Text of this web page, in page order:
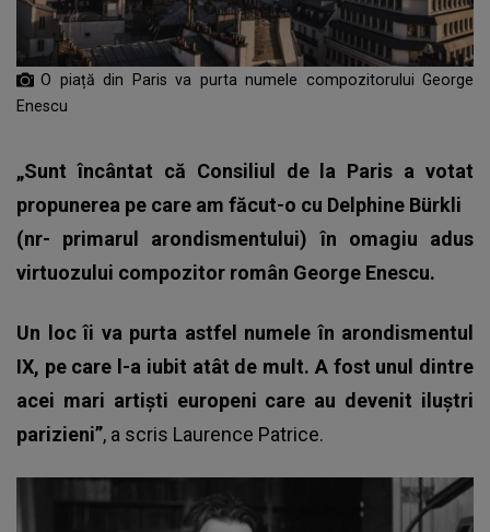
O piață din Paris va purta numele compozitorului George
Enescu
„Sunt încântat că Consiliul de la Paris a votat
propunerea pe care am făcut-o cu Delphine Bürkli
(nr- primarul arondismentului) în omagiu adus
virtuozului compozitor român George Enescu.
Un loc îi va purta astfel numele în arondismentul
IX, pe care l-a iubit atât de mult. A fost unul dintre
acei mari artiști europeni care au devenit iluștri
parizieni”, a scris Laurence Patrice.